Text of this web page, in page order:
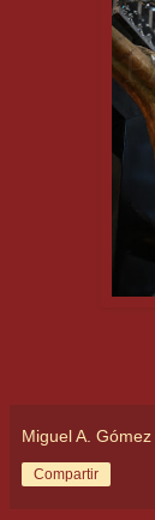
Miguel A. Gómez
Compartir